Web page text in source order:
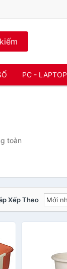
PC - LAPTOP
toàn
Xếp Theo